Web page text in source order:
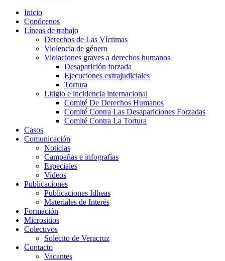
Inicio
Conócenos
Líneas de trabajo
Derechos de Las Víctimas
Violencia de género
Violaciones graves a derechos humanos
Desaparición forzada​
Ejecuciones extrajudiciales
Tortura
Litigio e incidencia internacional
Comité De Derechos Humanos​
Comité Contra Las Desapariciones Forzadas
Comité Contra La Tortura​
Casos
Comunicación
Noticias
Campañas e infografías
Especiales
Videos
Publicaciones
Publicaciones Idheas
Materiales de Interés
Formación
Micrositios
Colectivos
Solecito de Veracruz
Contacto
Vacantes